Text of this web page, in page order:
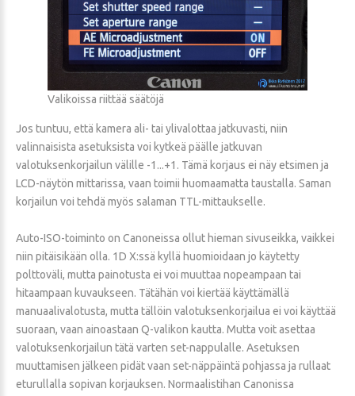
Valikoissa riittää säätöjä
Jos tuntuu, että kamera ali- tai ylivalottaa jatkuvasti, niin
valinnaisista asetuksista voi kytkeä päälle jatkuvan
valotuksenkorjailun välille -1...+1. Tämä korjaus ei näy etsimen ja
LCD-näytön mittarissa, vaan toimii huomaamatta taustalla. Saman
korjailun voi tehdä myös salaman TTL-mittaukselle.
Auto-ISO-toiminto on Canoneissa ollut hieman sivuseikka, vaikkei
niin pitäisikään olla. 1D X:ssä kyllä huomioidaan jo käytetty
polttoväli, mutta painotusta ei voi muuttaa nopeampaan tai
hitaampaan kuvaukseen. Tätähän voi kiertää käyttämällä
manuaalivalotusta, mutta tällöin valotuksenkorjailua ei voi käyttää
suoraan, vaan ainoastaan Q-valikon kautta. Mutta voit asettaa
valotuksenkorjailun tätä varten set-nappulalle. Asetuksen
muuttamisen jälkeen pidät vaan set-näppäintä pohjassa ja rullaat
eturullalla sopivan korjauksen. Normaalistihan Canonissa